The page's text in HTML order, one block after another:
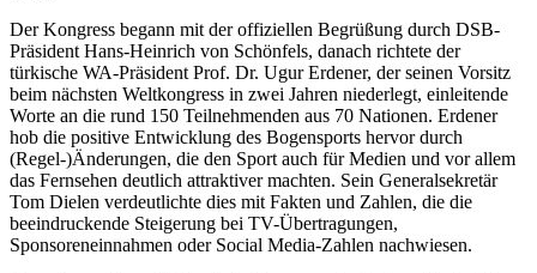
Der Kongress begann mit der offiziellen Begrüßung durch DSB-
Präsident Hans-Heinrich von Schönfels, danach richtete der
türkische WA-Präsident Prof. Dr. Ugur Erdener, der seinen Vorsitz
beim nächsten Weltkongress in zwei Jahren niederlegt, einleitende
Worte an die rund 150 Teilnehmenden aus 70 Nationen. Erdener
hob die positive Entwicklung des Bogensports hervor durch
(Regel-)Änderungen, die den Sport auch für Medien und vor allem
das Fernsehen deutlich attraktiver machten. Sein Generalsekretär
Tom Dielen verdeutlichte dies mit Fakten und Zahlen, die die
beeindruckende Steigerung bei TV-Übertragungen,
Sponsoreneinnahmen oder Social Media-Zahlen nachwiesen.